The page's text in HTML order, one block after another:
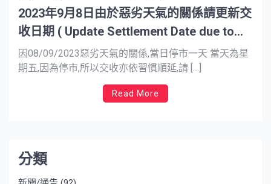
2023年9月8日由於惡劣天氣的關係請更新交
收日期 ( Update Settlement Date due to
Severe Weather)
因08/09/2023惡劣天氣的關係,當日停市一天 當天為星
期五,因為停市,所以交收亦依習慣順延,請 […]
Read More
分類